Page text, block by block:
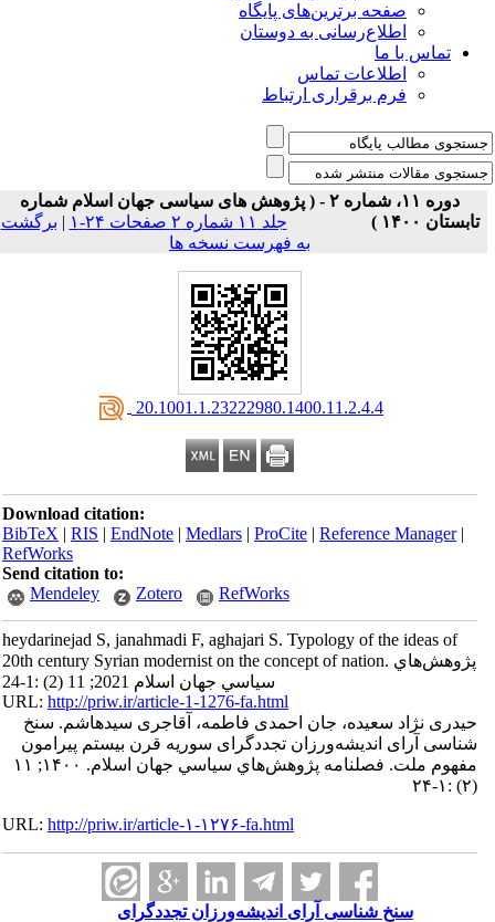
صفحه برترین‌های پایگاه
اطلاع‌رسانی به دوستان
تماس با ما
اطلاعات تماس
فرم برقراری ارتباط
دوره ۱۱، شماره ۲ - ( پژوهش های سیاسی جهان اسلام شماره
تابستان ۱۴۰۰ )
جلد ۱۱ شماره ۲ صفحات ۲۴-۱ | برگشت
به فهرست نسخه ها
‎ 20.1001.1.23222980.1400.11.2.4.4
Download citation:
BibTeX|RIS|EndNote|Medlars|ProCite|Reference Manager
RefWorks
Send citation to:
Mendeley
Zotero RefWorks
heydarinejad S, janahmadi F, aghajari S. Typology of the ideas of
20th century Syrian modernist on the concept of nation. پژوهش‌هاي
سياسي جهان اسلام 2021; 11 (2) :1-24
URL:http://priw.ir/article-1-1276-fa.html
حیدری نژاد سعیده، جان احمدی فاطمه، آقاجری سیدهاشم. سنخ
شناسی آرای اندیشه‌ورزان تجددگرای سوریه قرن بیستم پیرامون
مفهوم ملت. فصلنامه پژوهش‌هاي سياسي جهان اسلام. ۱۴۰۰; ۱۱
URL:http://priw.ir/article-۱-۱۲۷۶-fa.html
سنخ شناسی آرای اندیشه‌ورزان تجددگرای